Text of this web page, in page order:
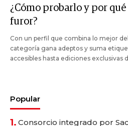
¿Cómo probarlo y por
furor?
Con un perfil que combina lo mejor
categoría gana adeptos y suma
accesibles hasta ediciones exclusivas
Popular
1. Consorcio integrado por